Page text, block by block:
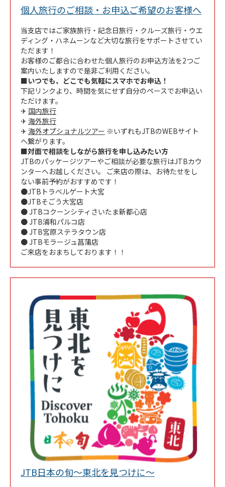
個人旅行のご相談・お申込ご希望のお客様へ
当支店ではご家族旅行・記念日旅行・クルーズ旅行・ウエ
ディング・ハネムーンなど大切な旅行をサポートさせてい
ただます！
お客様のご都合に合わせた個人旅行のお申込方法を2つご
案内いたしますので是非ご利用ください。
■いつでも、どこでも気軽にスマホでお申込！
下記リンクより、時間を気にせず自分のペースでお申込い
ただけます。
✈ 国内旅行
✈ 海外旅行
✈ 海外オプショナルツアー ※いずれもJTBのWEBサイト
へ繋がります。
■対面で相談をしながら旅行を申し込みたい方
JTBのパッケージツアーやご相談が必要な旅行はJTBカウ
ンターへお越しください。 ご来店の際は、お待たせをし
ない事前予約がおすすめです！
●JTBトラベルゲート大宮
●JTBそごう大宮店
● JTBコクーンシティさいたま新都心店
● JTB浦和パルコ店
● JTB宮原ステラタウン店
● JTBモラージュ菖蒲店
ご来店をおまちしております！！
JTB日本の旬～東北を見つけに～